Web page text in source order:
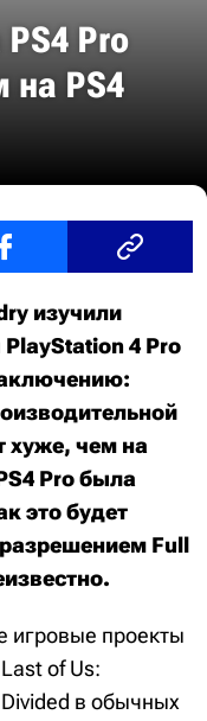
Pro
на PS4
изучили
4 Pro
хуже, чем на
Pro была
это будет
Full
игровые проекты
of Us:
в обычных